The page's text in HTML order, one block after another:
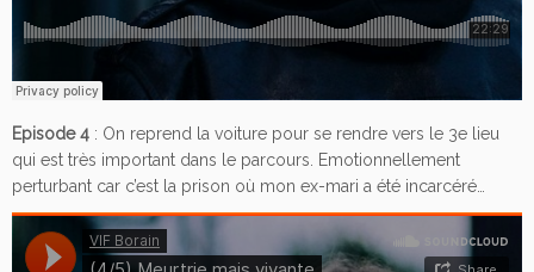
Episode 4 : On reprend la voiture pour se rendre vers le 3e lieu
qui est très important dans le parcours. Emotionnellement
perturbant car c’est la prison où mon ex-mari a été incarcéré…